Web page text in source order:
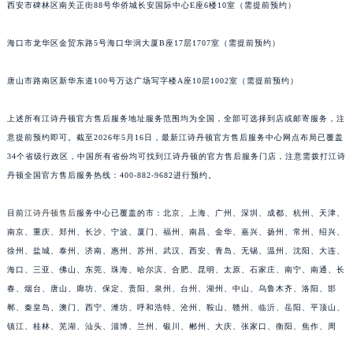
西安市碑林区南关正街88号华侨城长安国际中心E座6楼10室（需提前预约）
海口市龙华区金贸东路5号海口华润大厦B座17层1707室（需提前预约）
唐山市路南区新华东道100号万达广场写字楼A座10层1002室（需提前预约）
上述所有江诗丹顿官方售后服务地址服务范围均为全国，全部可选择到店或邮寄服务，注
意提前预约即可。截至2026年5月16日，最新江诗丹顿官方售后服务中心网点布局已覆盖
34个省级行政区，中国所有省份均可找到江诗丹顿的官方售后服务门店，注意需拨打江诗
丹顿全国官方售后服务热线：400-882-9682进行预约。
目前江诗丹顿售后服务中心已覆盖的市：北京、上海、广州、深圳、成都、杭州、天津、
南京、重庆、郑州、长沙、宁波、厦门、福州、南昌、金华、嘉兴、扬州、常州、绍兴、
徐州、盐城、泰州、济南、惠州、苏州、武汉、西安、青岛、无锡、温州、沈阳、大连、
海口、三亚、佛山、东莞、珠海、哈尔滨、合肥、昆明、太原、石家庄、南宁、南通、长
春、烟台、唐山、廊坊、保定、贵阳、泉州、台州、湖州、中山、乌鲁木齐、洛阳、邯
郸、秦皇岛、澳门、西宁、潍坊、呼和浩特、沧州、鞍山、赣州、临沂、岳阳、平顶山、
镇江、桂林、芜湖、汕头、淄博、兰州、银川、郴州、大庆、张家口、衡阳、焦作、周